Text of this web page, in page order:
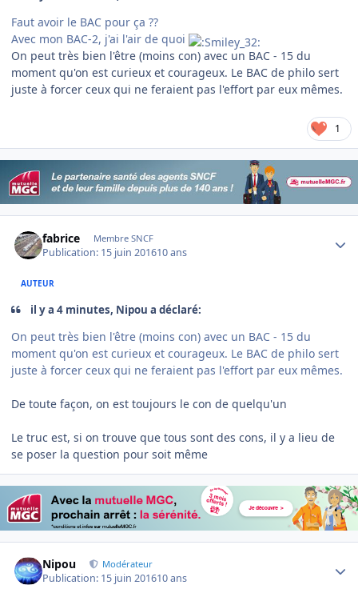
Faut avoir le BAC pour ça ??
Avec mon BAC-2, j'ai l'air de quoi
On peut très bien l'être (moins con) avec un BAC - 15 du
moment qu'on est curieux et courageux. Le BAC de philo sert
juste à forcer ceux qui ne feraient pas l'effort par eux mêmes.
1
fabrice Membre SNCF
Publication: 15 juin 201610 ans
AUTEUR
il y a 4 minutes, Nipou a déclaré:
On peut très bien l'être (moins con) avec un BAC - 15 du
moment qu'on est curieux et courageux. Le BAC de philo sert
juste à forcer ceux qui ne feraient pas l'effort par eux mêmes.
De toute façon, on est toujours le con de quelqu'un
Le truc est, si on trouve que tous sont des cons, il y a lieu de
se poser la question pour soit même
Nipou Modérateur
Publication: 15 juin 201610 ans